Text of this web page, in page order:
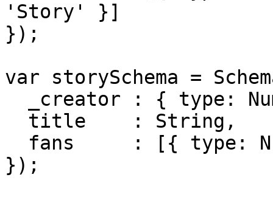
'Story' }]
});
var storySchema =
});